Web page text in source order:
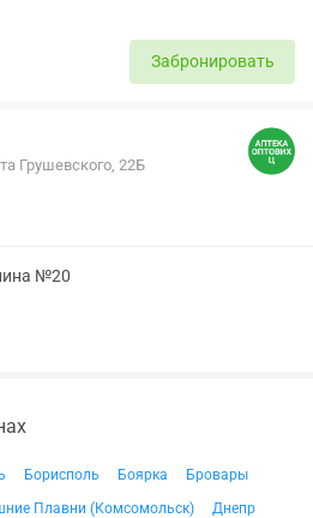
Забронировать
Грушевского, 22Б
№20
Борисполь Боярка
Бровары
Плавни (Комсомольск)
Днепр